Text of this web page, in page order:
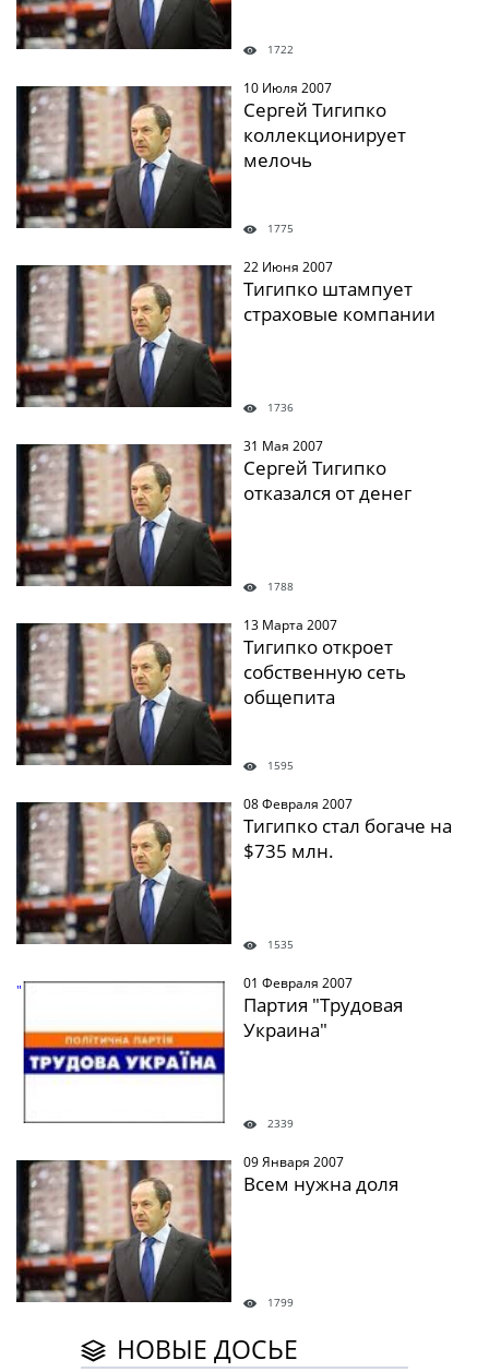
1722
" /> 10 Июля 2007
Сергей Тигипко
коллекционирует
мелочь
1775
" /> 22 Июня 2007
Тигипко штампует
страховые компании
1736
" /> 31 Мая 2007
Сергей Тигипко
отказался от денег
1788
" /> 13 Марта 2007
Тигипко откроет
собственную сеть
общепита
1595
" /> 08 Февраля 2007
Тигипко стал богаче на
$735 млн.
1535
" /> 01 Февраля 2007
Партия "Трудовая
Украина"
2339
" /> 09 Января 2007
Всем нужна доля
1799
НОВЫЕ ДОСЬЕ